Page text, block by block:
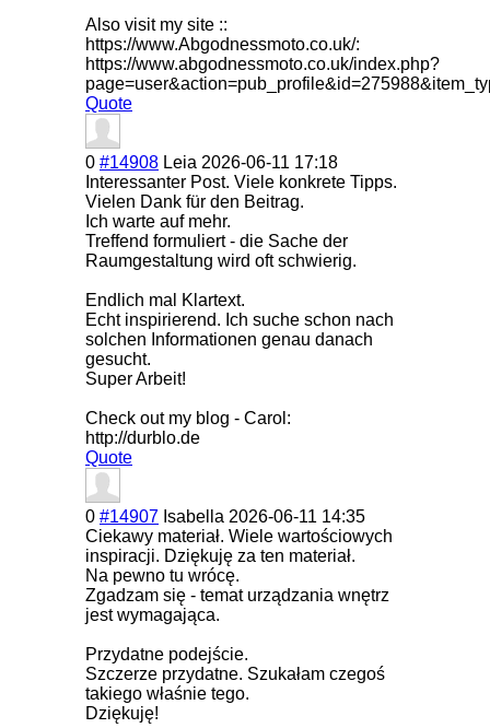
Also visit my site ::
https://www.Abgodnessmoto.co.uk/:
https://www.abgodnessmoto.co.uk/index.php?
Quote
0 #14908 Leia 2026-06-11 17:18
Interessanter Post. Viele konkrete Tipps.
Vielen Dank für den Beitrag.
Ich warte auf mehr.
Treffend formuliert - die Sache der
Raumgestaltung wird oft schwierig.
Endlich mal Klartext.
Echt inspirierend. Ich suche schon nach
solchen Informationen genau danach
gesucht.
Super Arbeit!
Check out my blog - Carol:
http://durblo.de
Quote
0 #14907 Isabella 2026-06-11 14:35
Ciekawy materiał. Wiele wartościowych
inspiracji. Dziękuję za ten materiał.
Na pewno tu wrócę.
Zgadzam się - temat urządzania wnętrz
jest wymagająca.
Przydatne podejście.
Szczerze przydatne. Szukałam czegoś
takiego właśnie tego.
Dziękuję!